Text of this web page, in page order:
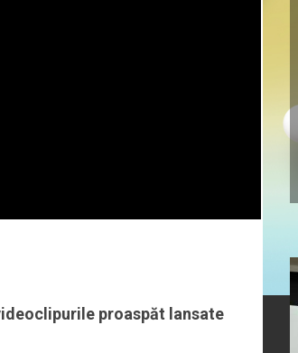
proaspăt lansate